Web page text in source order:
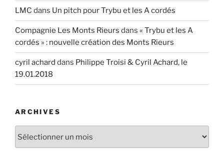
LMC dans Un pitch pour Trybu et les A cordés
Compagnie Les Monts Rieurs dans « Trybu et les A
cordés » : nouvelle création des Monts Rieurs
cyril achard dans Philippe Troisi & Cyril Achard, le
19.01.2018
ARCHIVES